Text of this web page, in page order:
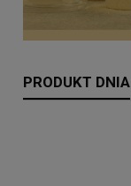
PRODUKT DNIA